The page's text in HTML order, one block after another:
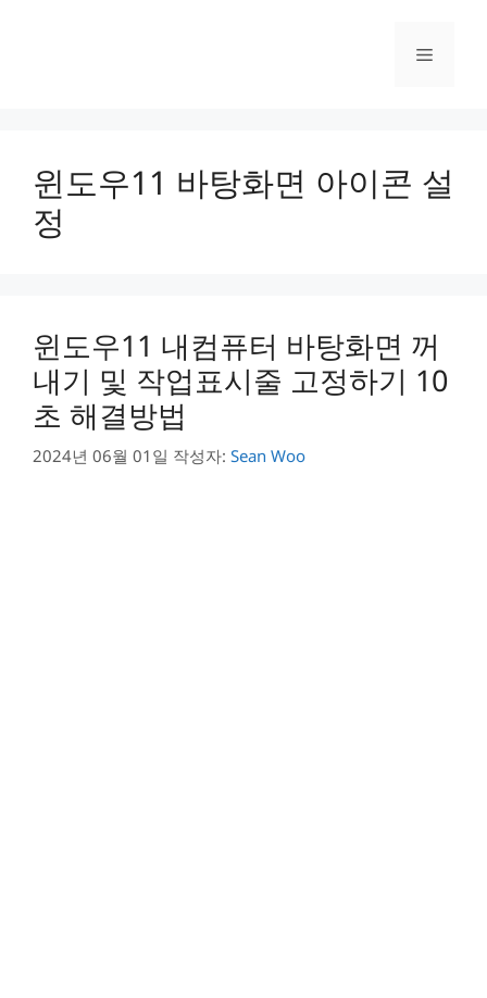
메
윈도우11 바탕화면 아이콘 설
정
윈도우11 내컴퓨터 바탕화면 꺼
내기 및 작업표시줄 고정하기 10
초 해결방법
2024년 06월 01일 작성자: Sean Woo